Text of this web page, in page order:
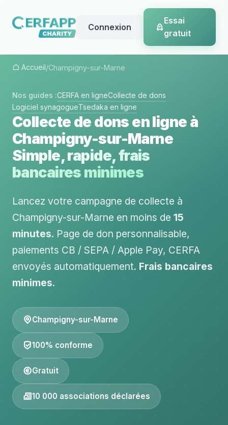
Connexion
Essai
gratuit
Accueil/Champigny-sur-Marne
Nos guides :CERFA en ligneCollecte de dons
Logiciel synagogueTsedaka en ligne
Collecte de dons en ligne à
Champigny-sur-Marne
Simple, rapide, frais
bancaires minimes
Lancez votre campagne de collecte à
Champigny-sur-Marne en moins de 15
minutes. Page de don personnalisable,
paiements CB / SEPA / Apple Pay, CERFA
envoyés automatiquement. Frais bancaires
minimes.
Champigny-sur-Marne
100% conforme
Gratuit
10 000 associations déclarées